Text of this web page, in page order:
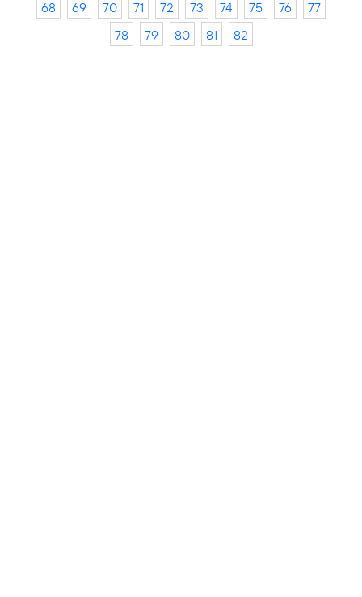
68 69 70 71 72 73 74 75 76
77
78
79 80 81 82